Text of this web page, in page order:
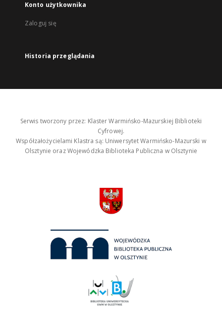
Konto użytkownika
Zaloguj się
Historia przeglądania
Serwis tworzony przez: Klaster Warmińsko-Mazurskiej Biblioteki
Cyfrowej.
Współzałożycielami Klastra są: Uniwersytet Warmińsko-Mazurski w
Olsztynie oraz Wojewódzka Biblioteka Publiczna w Olsztynie